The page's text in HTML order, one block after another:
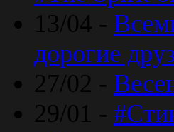
13/04 -
дорогие
27/02 -
29/01 -